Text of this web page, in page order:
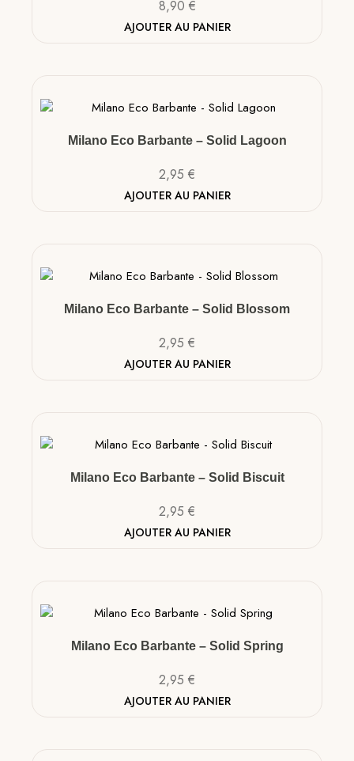
8,90 €
AJOUTER AU PANIER
Milano Eco Barbante – Solid Lagoon
2,95 €
AJOUTER AU PANIER
Milano Eco Barbante – Solid Blossom
2,95 €
AJOUTER AU PANIER
Milano Eco Barbante – Solid Biscuit
2,95 €
AJOUTER AU PANIER
Milano Eco Barbante – Solid Spring
2,95 €
AJOUTER AU PANIER